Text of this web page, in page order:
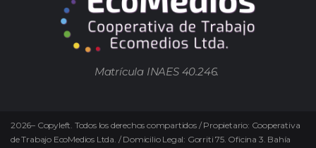
Matrícula INAES 40.246.
2026– Copyleft. Todos los derechos compartidos / Propietario: Cooperativa
de Trabajo EcoMedios Ltda. / Domicilio Legal: Gorriti 75. Oficina 3. Bahía